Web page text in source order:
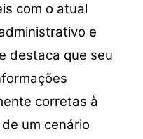
com o atual
e
destaca que seu
corretas à
um cenário